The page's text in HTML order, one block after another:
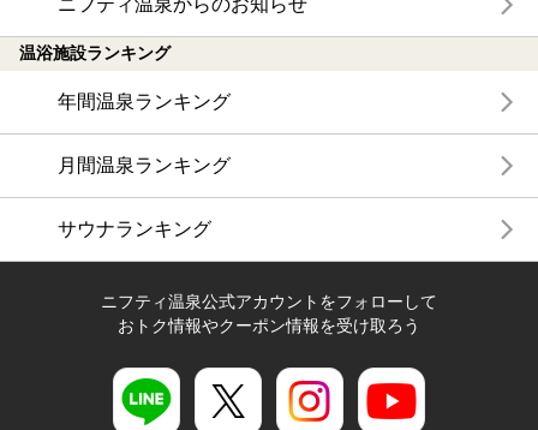
温浴施設ランキング
年間温泉ランキング
月間温泉ランキング
サウナランキング
ニフティ温泉公式アカウントをフォローして
おトク情報やクーポン情報を受け取ろう